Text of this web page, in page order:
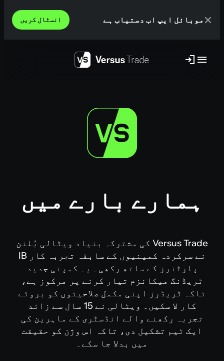
ایپ اب دستیاب ہے انسٹال کریں
بارے میں
Versus Trade کی مشترکہ بنیاد ویٹالی بُلنن
نے سرکردہ کمپنیوں کے سابقہ تجربہ کار IB
کے ساتھ رکھی۔ یہ کمپنی جدید
میکانزم تیار کرنے پر مرکوز ہے،
ٹریڈرز اپنی مکمل صلاحیتوں کو بروئے
کار لا سکیں۔ ویٹالی نے 15 سال سے زائد
رکھنے والے انڈسٹری کے ماہرین کی
ٹیم تشکیل دی، تاکہ اس وژن کو حقیقت
میں بدلا جا سکے۔